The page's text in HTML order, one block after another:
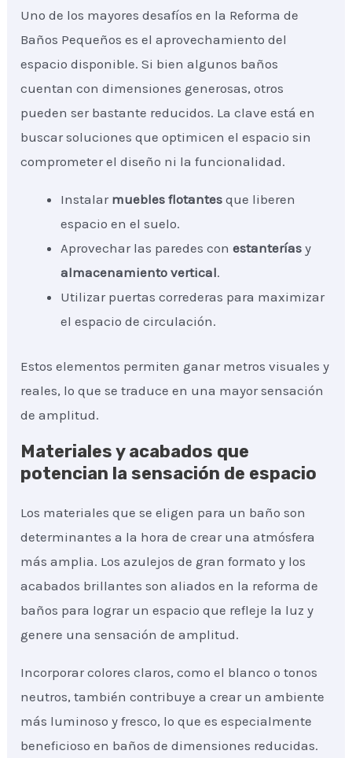
Uno de los mayores desafíos en la Reforma de
Baños Pequeños es el aprovechamiento del
espacio disponible. Si bien algunos baños
cuentan con dimensiones generosas, otros
pueden ser bastante reducidos. La clave está en
buscar soluciones que optimicen el espacio sin
comprometer el diseño ni la funcionalidad.
Instalar muebles flotantes que liberen
espacio en el suelo.
Aprovechar las paredes conestanterías y
almacenamiento vertical.
Utilizar puertas correderas para maximizar
el espacio de circulación.
Estos elementos permiten ganar metros visuales y
reales, lo que se traduce en una mayor sensación
de amplitud.
Materiales y acabados que
potencian la sensación de espacio
Los materiales que se eligen para un baño son
determinantes a la hora de crear una atmósfera
más amplia. Los azulejos de gran formato y los
acabados brillantes son aliados en la reforma de
baños para lograr un espacio que refleje la luz y
genere una sensación de amplitud.
Incorporar colores claros, como el blanco o tonos
neutros, también contribuye a crear un ambiente
más luminoso y fresco, lo que es especialmente
beneficioso en baños de dimensiones reducidas.